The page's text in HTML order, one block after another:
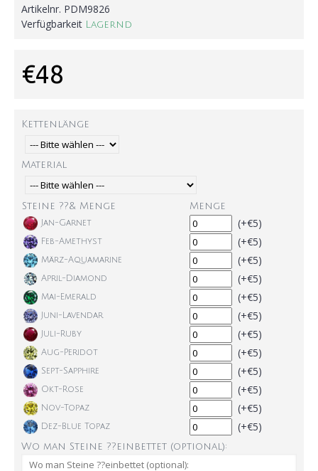
Artikelnr. PDM9826
Verfügbarkeit Lagernd
€48
Kettenlänge
Material
Steine ??& Menge Menge
Jan-Garnet (+€5)
Feb-Amethyst (+€5)
März-Aquamarine (+€5)
April-Diamond (+€5)
Mai-Emerald (+€5)
Juni-Lavendar (+€5)
Juli-Ruby (+€5)
Aug-Peridot (+€5)
Sept-Sapphire (+€5)
Okt-Rose (+€5)
Nov-Topaz (+€5)
Dez-Blue Topaz (+€5)
Wo man Steine ??einbettet (optional):